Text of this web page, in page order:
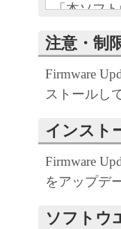
「本ソフ
条項に基
ものとし
お客様は
この契約に
ストール
さい。
１．使用
(1) お客様
注意・制
Firmware
ストールし
インスト
Firmware
をアップデ
ソフトウ